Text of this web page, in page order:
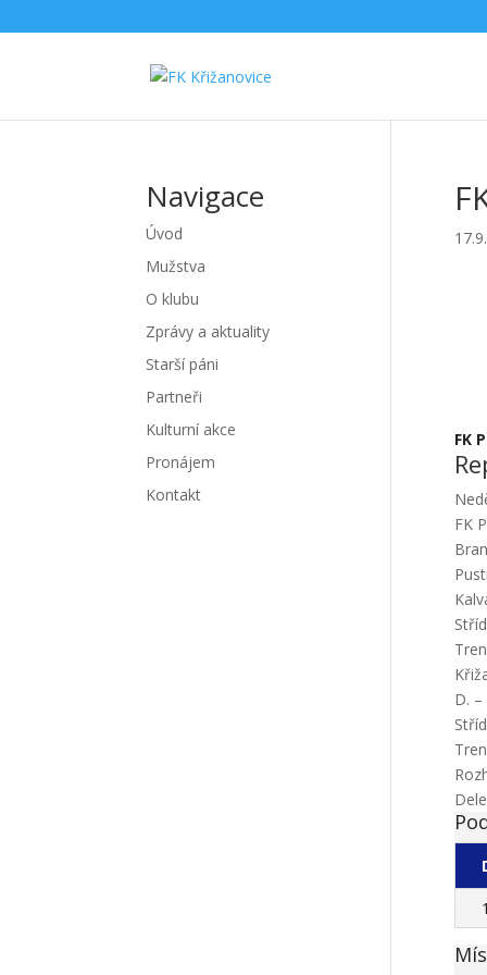
FK
FK
D.
Navigace
Úvod
Mužstva
O klubu
Zprávy a aktuality
Starší páni
Partneři
Kulturní akce
Pronájem
Kontakt